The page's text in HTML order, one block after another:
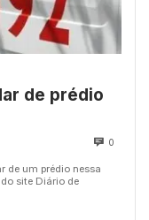
de prédio
0
de um prédio nessa
site Diário de